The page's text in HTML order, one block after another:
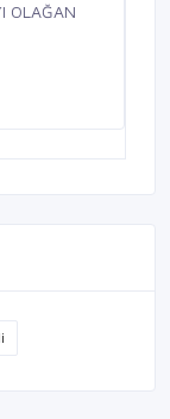
OLAĞAN